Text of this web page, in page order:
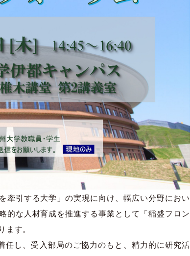
引する大学」の実現に向け、幅広い分野におい
的な人材育成を推進する事業として「稲盛フロン
ます。
し、受入部局のご協力のもと、精力的に研究活